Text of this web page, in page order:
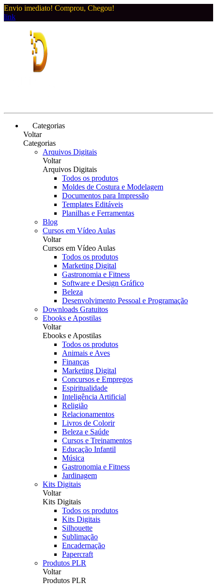
Envio imediato! Comprou, Chegou!
link
Categorias
Voltar
Categorias
Arquivos Digitais
Voltar
Arquivos Digitais
Todos os produtos
Moldes de Costura e Modelagem
Documentos para Impressão
Templates Editáveis
Planilhas e Ferramentas
Blog
Cursos em Vídeo Aulas
Voltar
Cursos em Vídeo Aulas
Todos os produtos
Marketing Digital
Gastronomia e Fitness
Software e Design Gráfico
Beleza
Desenvolvimento Pessoal e Programação
Downloads Gratuitos
Ebooks e Apostilas
Voltar
Ebooks e Apostilas
Todos os produtos
Animais e Aves
Finanças
Marketing Digital
Concursos e Empregos
Espiritualidade
Inteligência Artificial
Religião
Relacionamentos
Livros de Colorir
Beleza e Saúde
Cursos e Treinamentos
Educação Infantil
Música
Gastronomia e Fitness
Jardinagem
Kits Digitais
Voltar
Kits Digitais
Todos os produtos
Kits Digitais
Silhouette
Sublimação
Encadernação
Papercraft
Produtos PLR
Voltar
Produtos PLR